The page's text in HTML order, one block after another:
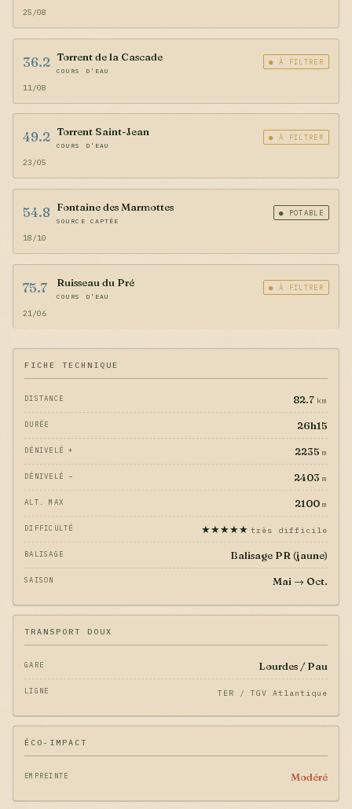
25/08
36.2 Torrent de la Cascade
COURS D'EAU
● À FILTRER
11/08
49.2 Torrent Saint-Jean
COURS D'EAU
● À FILTRER
23/05
54.8 Fontaine des Marmottes
SOURCE CAPTÉE
● POTABLE
18/10
75.7 Ruisseau du Pré
COURS D'EAU
● À FILTRER
21/06
FICHE TECHNIQUE
DISTANCE 82.7 km
DURÉE 26h15
DÉNIVELÉ + 2235 m
DÉNIVELÉ − 2403 m
ALT. MAX 2100 m
DIFFICULTÉ ★★★★★ très difficile
BALISAGE Balisage PR (jaune)
SAISON Mai → Oct.
TRANSPORT DOUX
GARE Lourdes / Pau
LIGNE TER / TGV Atlantique
ÉCO-IMPACT
EMPREINTE Modéré